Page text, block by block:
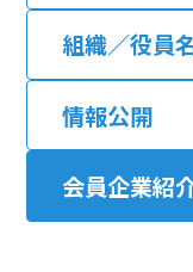
組織／役員
情報公開
会員企業紹